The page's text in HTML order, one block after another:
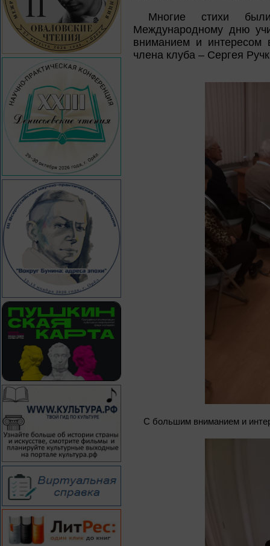
Многие стихи
Международному дню
вниманием и интересом
члена клуба – Сергея
С большим вниманием и